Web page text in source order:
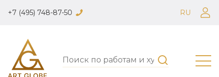
+7 (495) 748-87-50 RU